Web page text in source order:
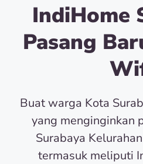
IndiHome
Pasang
Buat warga Kota
yang menginginkan
Surabaya
termasuk meliputi